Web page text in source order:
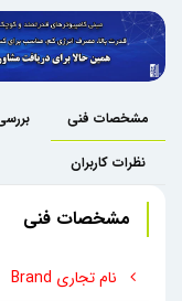
مشخصات فنی
نظرات کاربران
مشخصات فنی
نام تجاری Brand